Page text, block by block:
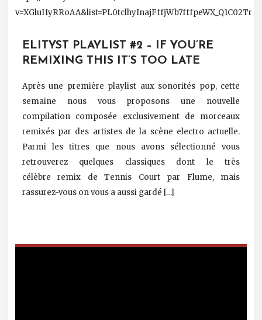
v=XGluHyRRoAA&list=PL0tclhyInajFffjWb7fffpeWX_Q1C02Tr
ELITYST PLAYLIST #2 – IF YOU’RE
REMIXING THIS IT’S TOO LATE
Après une première playlist aux sonorités pop, cette
semaine nous vous proposons une nouvelle
compilation composée exclusivement de morceaux
remixés par des artistes de la scène electro actuelle.
Parmi les titres que nous avons sélectionné vous
retrouverez quelques classiques dont le très
célèbre remix de Tennis Court par Flume, mais
rassurez-vous on vous a aussi gardé […]